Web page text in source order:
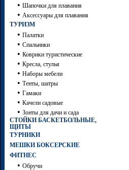
• Шапочки для плавания
• Аксессуары для плавания
ТУРИЗМ
• Палатки
• Спальники
• Коврики туристические
• Кресла, стулья
• Наборы мебели
• Тенты, шатры
• Гамаки
• Качели садовые
• Зонты для дачи и сада
СТОЙКИ БАСКЕТБОЛЬНЫЕ,
ЩИТЫ
ТУРНИКИ
МЕШКИ БОКСЕРСКИЕ
ФИТНЕС
• Обручи